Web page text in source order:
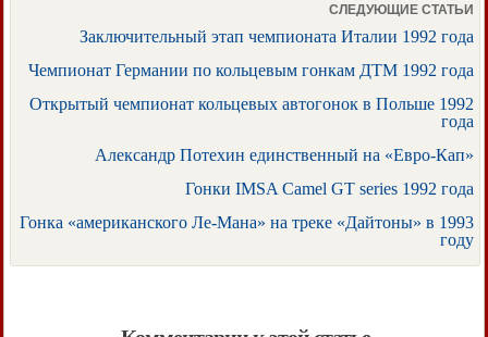
СЛЕДУЮЩИЕ СТАТЬИ
Заключительный этап чемпионата Италии 1992 года
Чемпионат Германии по кольцевым гонкам ДТМ 1992 года
Открытый чемпионат кольцевых автогонок в Польше 1992
года
Александр Потехин единственный на «Евро-Кап»
Гонки IMSA Camel GT series 1992 года
Гонка «американского Ле-Мана» на треке «Дайтоны» в 1993
году